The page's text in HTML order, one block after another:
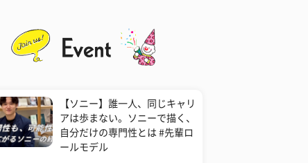
【ソニー】誰一人、同じキャリ
アは歩まない。ソニーで描く、
自分だけの専門性とは #先輩ロ
ールモデル